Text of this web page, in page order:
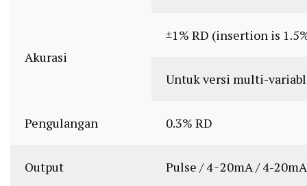
Akurasi
±1% RD (insertion is
Untuk versi multi-
Pengulangan 0.3% RD
Output Pulse / 4~20mA / 4-